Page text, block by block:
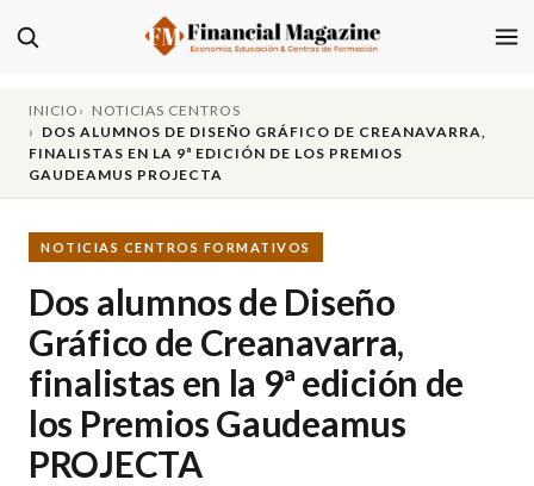
INICIO
NOTICIAS CENTROS
DOS ALUMNOS DE DISEÑO GRÁFICO DE CREANAVARRA,
FINALISTAS EN LA 9ª EDICIÓN DE LOS PREMIOS
GAUDEAMUS PROJECTA
NOTICIAS CENTROS FORMATIVOS
Dos alumnos de Diseño
Gráfico de Creanavarra,
finalistas en la 9ª edición de
los Premios Gaudeamus
PROJECTA